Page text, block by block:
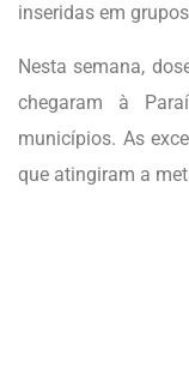
inseridas em
Nesta semana,
chegaram à
municípios. As
que atingiram a